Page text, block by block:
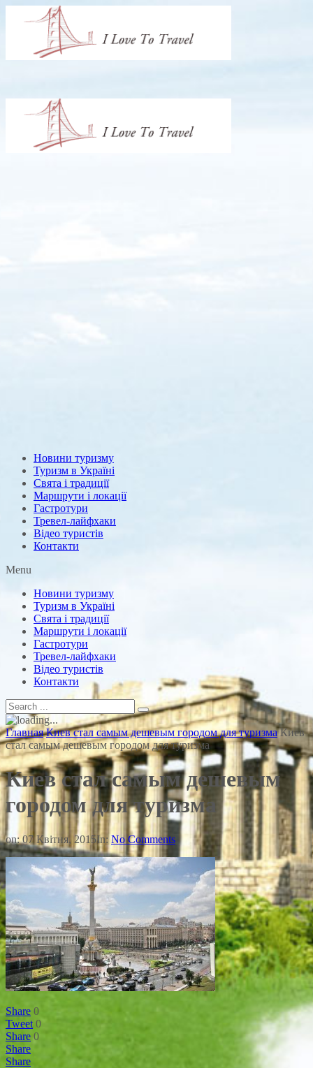
Новини туризму
Туризм в Україні
Свята і традиції
Маршрути і локації
Гастротури
Тревел-лайфхаки
Відео туристів
Контакти
Menu
Новини туризму
Туризм в Україні
Свята і традиції
Маршрути і локації
Гастротури
Тревел-лайфхаки
Відео туристів
Контакти
Главная Киев стал самым дешевым городом для туризма Киев
стал самым дешевым городом для туризма
Киев стал самым дешевым
городом для туризма
on:07 Квітня, 2015In: No Comments
Share 0
Tweet 0
Share 0
Share
Share